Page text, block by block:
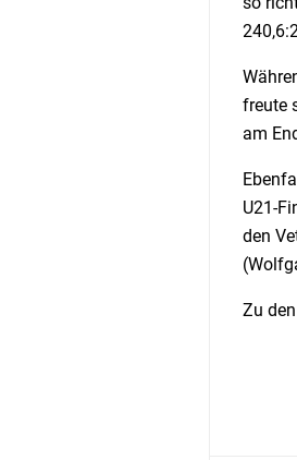
freute
am
U21-
den
Zu